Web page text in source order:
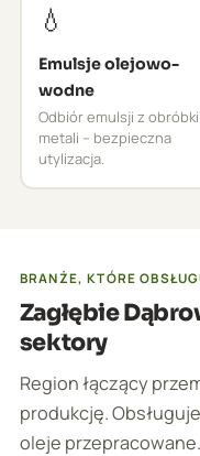
💧
Emulsje olejowo-
wodne
Odbiór emulsji z obróbki
metali – bezpieczna
utylizacja.
BRANŻE, KTÓRE
Zagłębie
sektory
Region łączący
produkcję.
oleje przepracowane.